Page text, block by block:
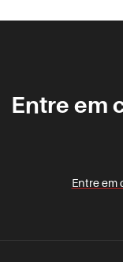
Entre em
Entre em